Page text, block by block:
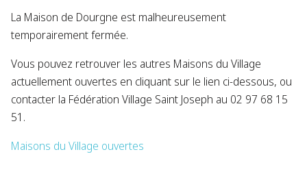
La Maison de Dourgne est malheureusement
temporairement fermée.
Vous pouvez retrouver les autres Maisons du Village
actuellement ouvertes en cliquant sur le lien ci-dessous, ou
contacter la Fédération Village Saint Joseph au 02 97 68 15
51.
Maisons du Village ouvertes